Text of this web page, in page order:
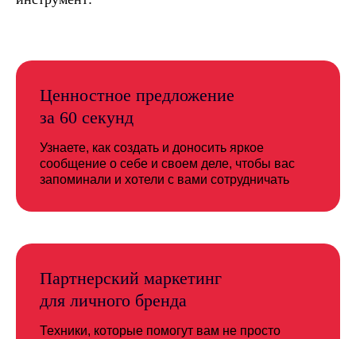
Ценностное предложение
за 60 секунд
Узнаете, как создать и доносить яркое
сообщение о себе и своем деле, чтобы вас
запоминали и хотели с вами сотрудничать
Партнерский маркетинг
для личного бренда
Техники, которые помогут вам не просто